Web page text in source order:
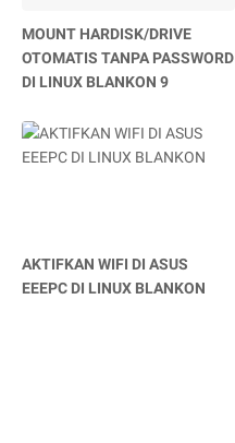
MOUNT HARDISK/DRIVE
OTOMATIS TANPA PASSWORD
DI LINUX BLANKON 9
AKTIFKAN WIFI DI ASUS
EEEPC DI LINUX BLANKON